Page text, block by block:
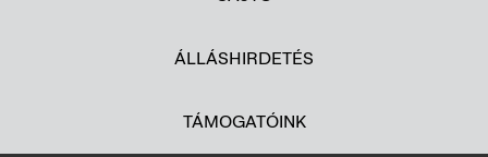
ÁLLÁSHIRDETÉS
TÁMOGATÓINK